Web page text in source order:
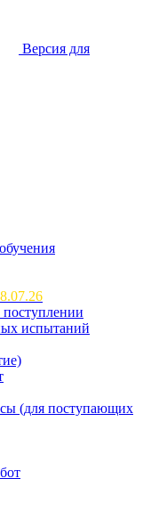
Версия для
испытаний
(для поступающих